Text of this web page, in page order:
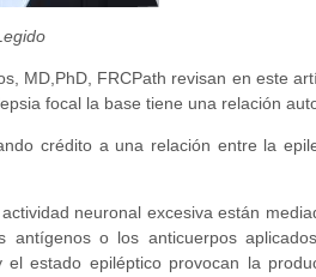
MD,PhD, FRCPath revisan en este
focal la base tiene una relación
crédito a una relación entre la
neuronal excesiva están
o los anticuerpos
estado epiléptico provocan la